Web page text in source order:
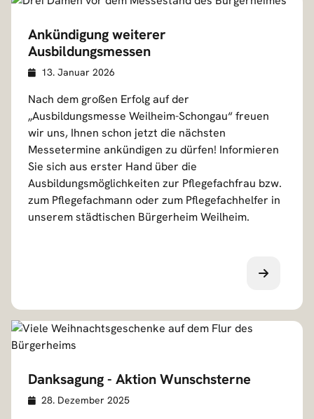
Ankündigung weiterer
Ausbildungsmessen
D
t
a
i
l
s
Veröffentlicht am
13. Januar 2026
Nach dem großen Erfolg auf der
„Ausbildungsmesse Weilheim-Schongau“ freuen
wir uns, Ihnen schon jetzt die nächsten
Messetermine ankündigen zu dürfen! Informieren
Sie sich aus erster Hand über die
Ausbildungsmöglichkeiten zur Pflegefachfrau bzw.
zum Pflegefachmann oder zum Pflegefachhelfer in
unserem städtischen Bürgerheim Weilheim.
Danksagung - Aktion Wunschsterne
D Veröffentlicht am
28. Dezember 2025